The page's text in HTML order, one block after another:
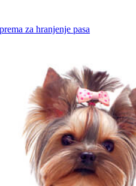
za hranjenje pasa